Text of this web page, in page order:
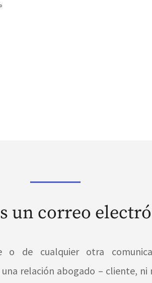
un correo
o de cualquier otra
una relación abogado – cliente,